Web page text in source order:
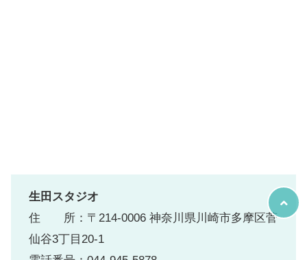
生田スタジオ
住 所：〒214-0006 神奈川県川崎市多摩区菅
仙谷3丁目20-1